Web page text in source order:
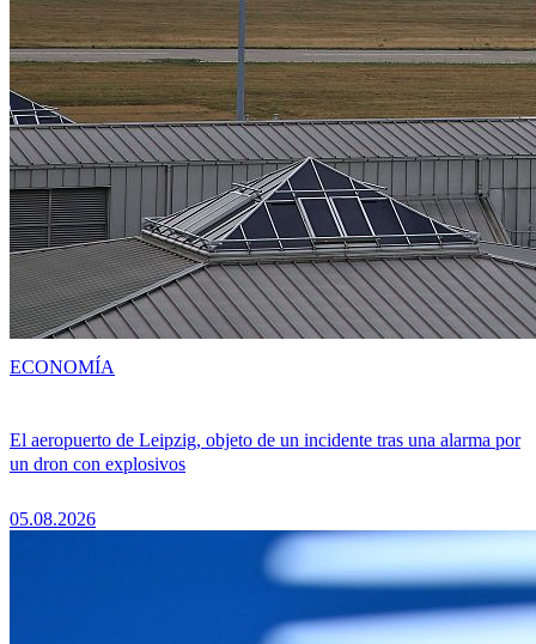
El aeropuerto de Leipzig, objeto de un incidente tras una alarma por
un dron con explosivos
05.08.2026
ECONOMÍA